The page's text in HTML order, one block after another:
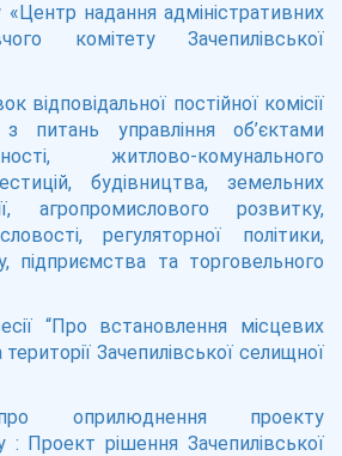
«Центр надання адміністративних
комітету Зачепилівської
відповідальної постійної комісії
з питань управління об’єктами
житлово-комунального
будівництва, земельних
агропромислового розвитку,
регуляторної політики,
підприємства та торговельного
“Про встановлення місцевих
території Зачепилівської селищної
оприлюднення проекту
: Проект рішення Зачепилівської